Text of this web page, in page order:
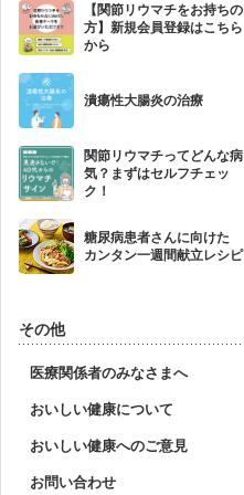
【関節リウマチをお持ちの
方】新規会員登録はこちら
から
潰瘍性大腸炎の治療
関節リウマチってどんな病
気？まずはセルフチェッ
ク！
糖尿病患者さんに向けた
カンタン一週間献立レシピ
その他
医療関係者のみなさまへ
おいしい健康について
おいしい健康へのご意見
お問い合わせ